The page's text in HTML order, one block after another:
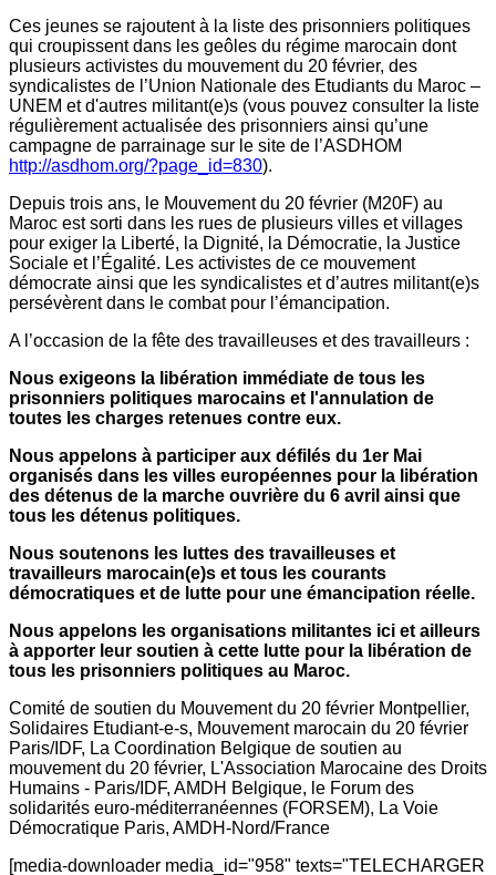
Ces jeunes se rajoutent à la liste des prisonniers politiques
qui croupissent dans les geôles du régime marocain dont
plusieurs activistes du mouvement du 20 février, des
syndicalistes de l’Union Nationale des Etudiants du Maroc –
UNEM et d'autres militant(e)s (vous pouvez consulter la liste
régulièrement actualisée des prisonniers ainsi qu’une
campagne de parrainage sur le site de l’ASDHOM
http://asdhom.org/?page_id=830).
Depuis trois ans, le Mouvement du 20 février (M20F) au
Maroc est sorti dans les rues de plusieurs villes et villages
pour exiger la Liberté, la Dignité, la Démocratie, la Justice
Sociale et l’Égalité. Les activistes de ce mouvement
démocrate ainsi que les syndicalistes et d’autres militant(e)s
persévèrent dans le combat pour l’émancipation.
A l’occasion de la fête des travailleuses et des travailleurs :
Nous exigeons la libération immédiate de tous les
prisonniers politiques marocains et l'annulation de
toutes les charges retenues contre eux.
Nous appelons à participer aux défilés du 1er Mai
organisés dans les villes européennes pour la libération
des détenus de la marche ouvrière du 6 avril ainsi que
tous les détenus politiques.
Nous soutenons les luttes des travailleuses et
travailleurs marocain(e)s et tous les courants
démocratiques et de lutte pour une émancipation réelle.
Nous appelons les organisations militantes ici et ailleurs
à apporter leur soutien à cette lutte pour la libération de
tous les prisonniers politiques au Maroc.
Comité de soutien du Mouvement du 20 février Montpellier,
Solidaires Etudiant-e-s, Mouvement marocain du 20 février
Paris/IDF, La Coordination Belgique de soutien au
mouvement du 20 février, L'Association Marocaine des Droits
Humains - Paris/IDF, AMDH Belgique, le Forum des
solidarités euro-méditerranéennes (FORSEM), La Voie
Démocratique Paris, AMDH-Nord/France
[media-downloader media_id="958" texts="TELECHARGER